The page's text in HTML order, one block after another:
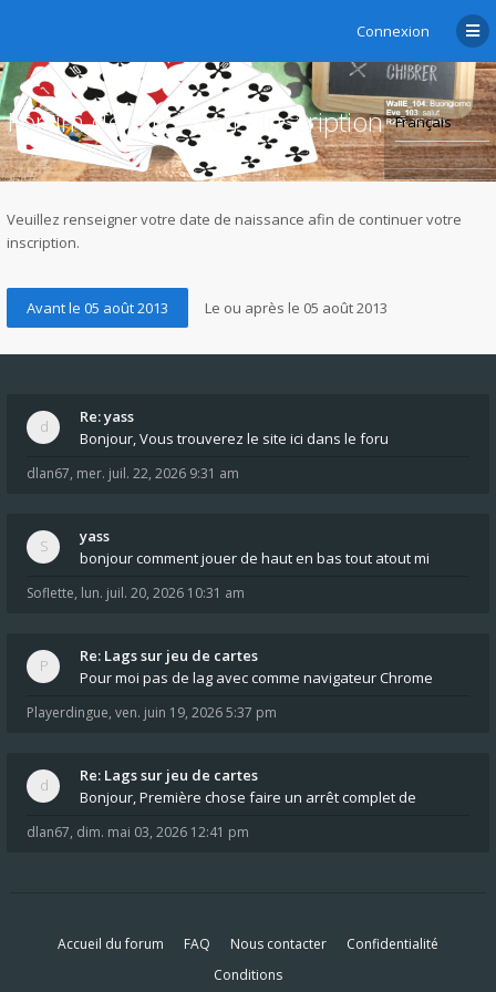
Connexion
Forum de chibre.ch - Inscription
Veuillez renseigner votre date de naissance afin de continuer votre
inscription.
Re: yass
Bonjour, Vous trouverez le site ici dans le foru
dlan67, mer. juil. 22, 2026 9:31 am
yass
bonjour comment jouer de haut en bas tout atout mi
Soflette, lun. juil. 20, 2026 10:31 am
Re: Lags sur jeu de cartes
Pour moi pas de lag avec comme navigateur Chrome
Playerdingue, ven. juin 19, 2026 5:37 pm
Re: Lags sur jeu de cartes
Bonjour, Première chose faire un arrêt complet de
dlan67, dim. mai 03, 2026 12:41 pm
Accueil du forum FAQ Nous contacter
Confidentialité
Conditions